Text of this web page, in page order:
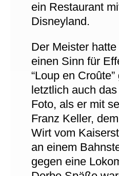
ein Restaurant
Disneyland.
Der Meister
einen Sinn für
“Loup en
letztlich auch
Foto, als er mit
Franz Keller,
Wirt vom
an einem
gegen eine